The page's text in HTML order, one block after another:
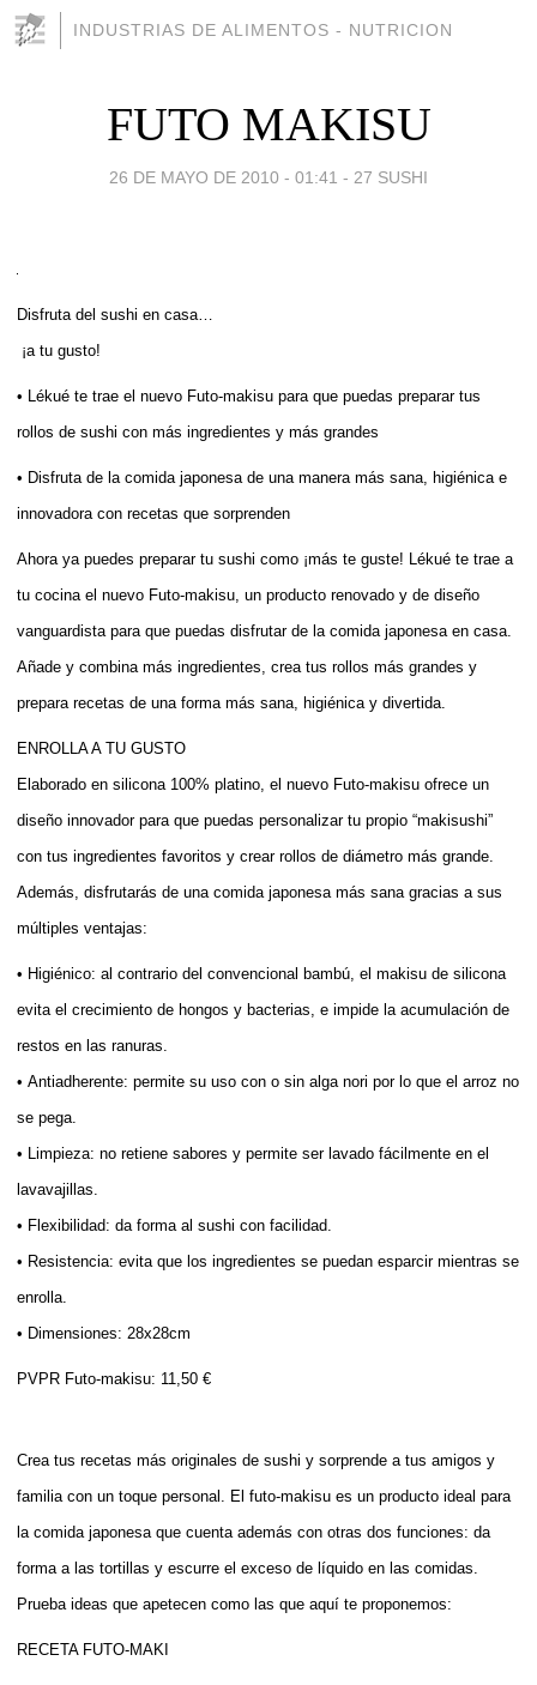
INDUSTRIAS DE ALIMENTOS - NUTRICION
FUTO MAKISU
26 DE MAYO DE 2010 - 01:41 - 27 SUSHI
Disfruta del sushi en casa…
¡a tu gusto!
• Lékué te trae el nuevo Futo-makisu para que puedas preparar tus
rollos de sushi con más ingredientes y más grandes
• Disfruta de la comida japonesa de una manera más sana, higiénica e
innovadora con recetas que sorprenden
Ahora ya puedes preparar tu sushi como ¡más te guste! Lékué te trae a
tu cocina el nuevo Futo-makisu, un producto renovado y de diseño
vanguardista para que puedas disfrutar de la comida japonesa en casa.
Añade y combina más ingredientes, crea tus rollos más grandes y
prepara recetas de una forma más sana, higiénica y divertida.
ENROLLA A TU GUSTO
Elaborado en silicona 100% platino, el nuevo Futo-makisu ofrece un
diseño innovador para que puedas personalizar tu propio “makisushi”
con tus ingredientes favoritos y crear rollos de diámetro más grande.
Además, disfrutarás de una comida japonesa más sana gracias a sus
múltiples ventajas:
• Higiénico: al contrario del convencional bambú, el makisu de silicona
evita el crecimiento de hongos y bacterias, e impide la acumulación de
restos en las ranuras.
• Antiadherente: permite su uso con o sin alga nori por lo que el arroz no
se pega.
• Limpieza: no retiene sabores y permite ser lavado fácilmente en el
lavavajillas.
• Flexibilidad: da forma al sushi con facilidad.
• Resistencia: evita que los ingredientes se puedan esparcir mientras se
enrolla.
• Dimensiones: 28x28cm
PVPR Futo-makisu: 11,50 €
Crea tus recetas más originales de sushi y sorprende a tus amigos y
familia con un toque personal. El futo-makisu es un producto ideal para
la comida japonesa que cuenta además con otras dos funciones: da
forma a las tortillas y escurre el exceso de líquido en las comidas.
Prueba ideas que apetecen como las que aquí te proponemos:
RECETA FUTO-MAKI